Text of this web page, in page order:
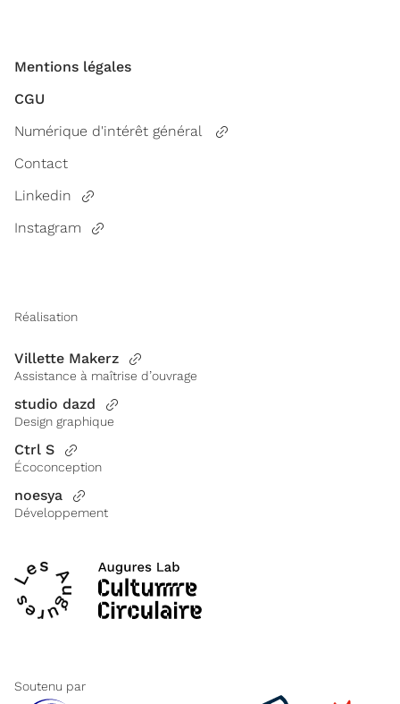
Mentions légales
CGU
Numérique d'intérêt général
Contact
Linkedin
Instagram
Réalisation
Villette Makerz
Assistance à maîtrise d’ouvrage
studio dazd
Design graphique
Ctrl S
Écoconception
noesya
Développement
Soutenu par